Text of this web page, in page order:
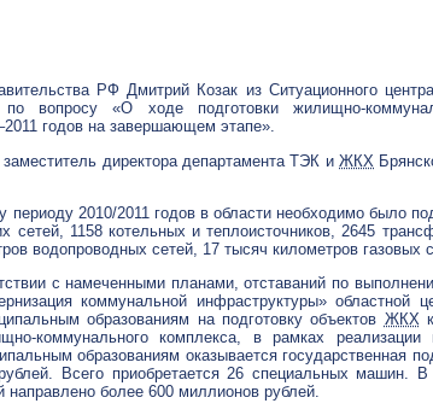
РФ Дмитрий Козак из Ситуационного
по вопросу «О ходе подготовки жилищно-
годов на завершающем этапе».
директора департамента ТЭК иЖКХ
периоду 2010/2011 годов в области необходимо было
сетей, 1158 котельных и теплоисточников, 2645
водопроводных сетей, 17 тысяч километров газовых
с намеченными планами, отставаний по
коммунальной инфраструктуры»
образованиям на подготовку объектов ЖКХк
коммунальногокомплекса, в рамках реализации
образованиям оказывается государственная
Всего приобретается 26 специальных машин.
направлено более 600 миллионов рублей.